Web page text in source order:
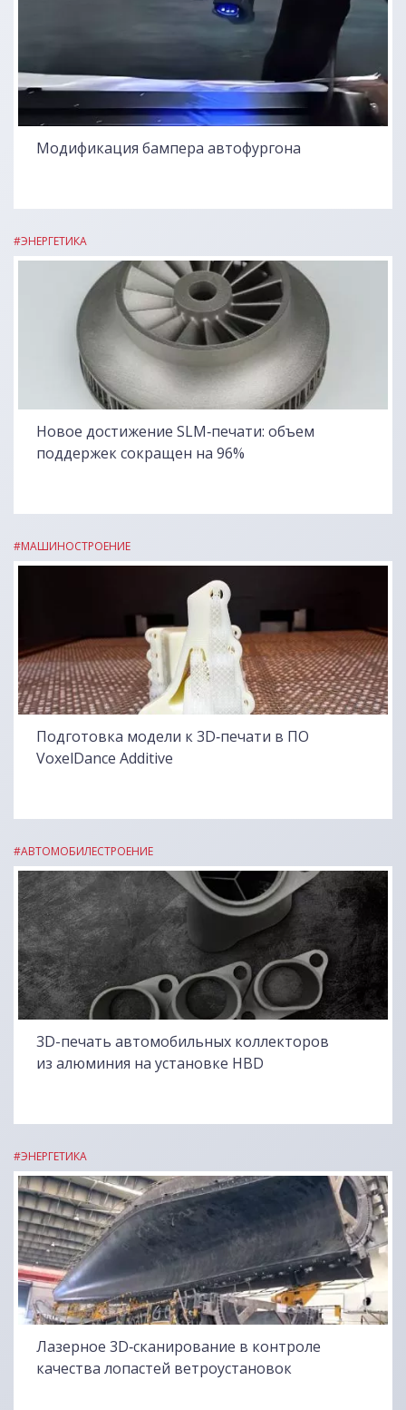
Модификация бампера автофургона
Новое достижение SLM‑печати: объем
поддержек сокращен на 96%
#ЭНЕРГЕТИКА
Подготовка модели к 3D‑печати в ПО
VoxelDance Additive
#МАШИНОСТРОЕНИЕ
3D-печать автомобильных коллекторов
из алюминия на установке HBD
#АВТОМОБИЛЕСТРОЕНИЕ
Лазерное 3D‑сканирование в контроле
качества лопастей ветроустановок
#ЭНЕРГЕТИКА